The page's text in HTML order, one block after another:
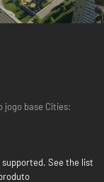
jogo base Cities:
supported. See the list